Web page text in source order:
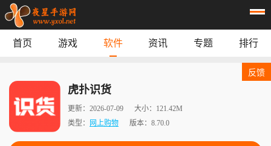
榜单
首页 游戏 软件 资讯 专题 排行
虎扑识货
更新： 2026-07-09 大小： 121.42M
类型：
网上购物 版本： 8.70.0
反馈